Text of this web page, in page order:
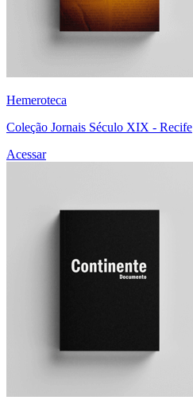
Hemeroteca
Coleção Jornais Século XIX - Recife
Acessar